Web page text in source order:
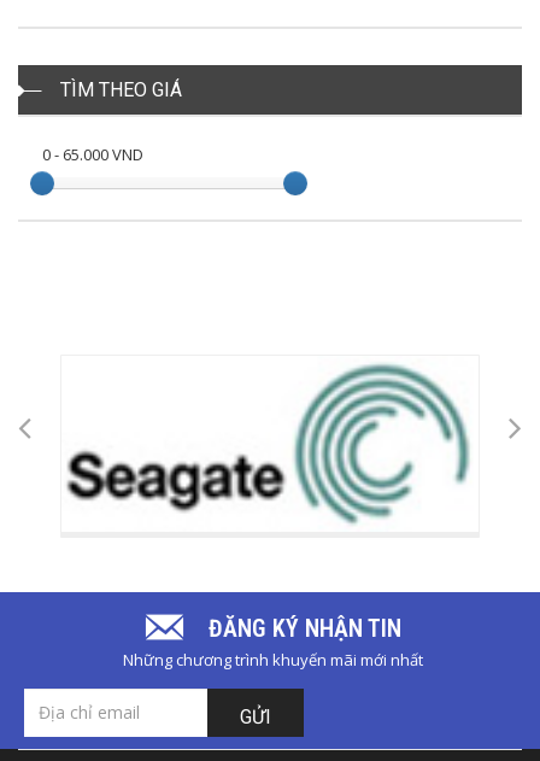
TÌM THEO GIÁ
0- 65.000VND
ĐĂNG KÝ NHẬN TIN
Những chương trình khuyến mãi mới nhất
GỬI